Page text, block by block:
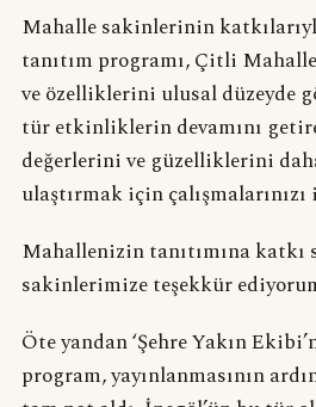
Mahalle sakinlerinin
tanıtım programı, Çitli
ve özelliklerini ulusal düzeyde
tür etkinliklerin devamını
değerlerini ve güzelliklerini
ulaştırmak için
Mahallenizin tanıtımına katkı
sakinlerimize teşekkür
Öte yandan ‘Şehre Yakın
program, yayınlanmasının